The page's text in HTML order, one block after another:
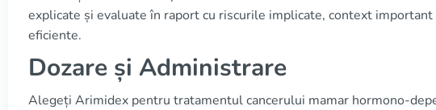
explicate și evaluate în raport cu riscurile implicate, context
eficiente.
Dozare și Administrare
Alegeți Arimidex pentru tratamentul cancerului mamar hormono-